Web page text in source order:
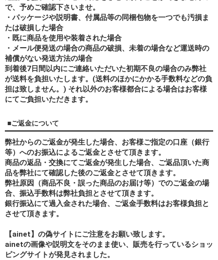
で、予めご確認下さいませ。
・パッケージや説明書、付属品等の同梱包物を一つでも汚損ま
たは破損した場合
・既に商品を使用や装着された場合
・メール便発送の場合の商品の破損、未着の場合など運送時の
補償がない発送方法の場合
到着後7日間以内にご連絡いただいた初期不良の場合のみ弊社
が送料を負担いたします。(送料のほかにかかる手数料などの負
担は致しません。) それ以外のお客様都合による場合はお客様
にてご負担いただきます。
■ご返金について
弊社からのご返金が発生した場合、お客様ご指定の口座（銀行
等）へのお振込によるご返金とさせて頂きます。
商品の返品・交換にてご返金が発生した場合、ご返品頂いた商
品を弊社にて確認した後のご返金とさせて頂きます。
弊社原因（商品不良・誤った商品のお届け等）でのご返金の場
合、振込手数料は弊社負担とさせて頂きます。
銀行振込にて過入金された場合、ご返金手数料はお客様負担と
させて頂きます。
【ainet】の偽サイトにご注意をお願い致します。
ainetの画像や説明文をそのまま使い、販売を行っているショッ
ピングサイトが発見されました。